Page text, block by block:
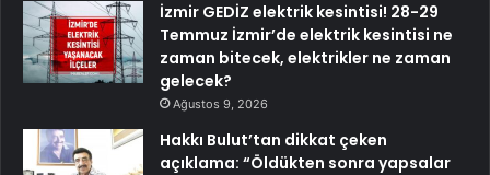
İzmir GEDİZ elektrik kesintisi! 28-29
Temmuz İzmir’de elektrik kesintisi ne
zaman bitecek, elektrikler ne zaman
gelecek?
Ağustos 9, 2026
Hakkı Bulut’tan dikkat çeken
açıklama: “Öldükten sonra yapsalar